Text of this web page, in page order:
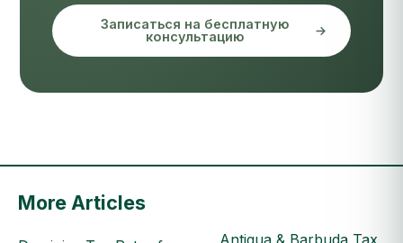
Записаться на бесплатную
консультацию
More Articles
Antigua & Barbuda Tax